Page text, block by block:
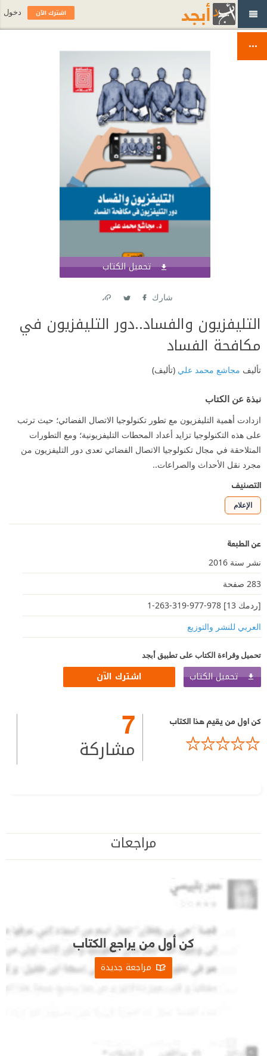
تحميل الكتاب
شارك
التليفزيون والفساد..دور التليفزيون في
مكافحة الفساد
تأليف مجاشع محمد علي (تأليف)
نبذة عن الكتاب
ازدادت أهمية التليفزيون مع تطور تكنولوجيا الاتصال الفضائي؛ حيث ترتب
على هذه التكنولوجيا تزايد أعداد المحطات التليفزيونية؛ ومع التطورات
المتلاحقة في مجال تكنولوجيا الاتصال الفضائي تعدى دور التليفزيون من
مجرد نقل الأحداث والصراعات..
التصنيف
الإعلام
عن الطبعة
نشر سنة 2016
283 صفحة
[ردمك 13] 978-977-319-263-1
العربي للنشر والتوزيع
تحميل وقراءة الكتاب على تطبيق أبجد
تحميل الكتاب اشترك الآن
كن اول من يقيم هذا الكتاب 7
مشاركة
مراجعات
كن أول من يراجع الكتاب
مراجعة جديدة
اشترك الآن دخول